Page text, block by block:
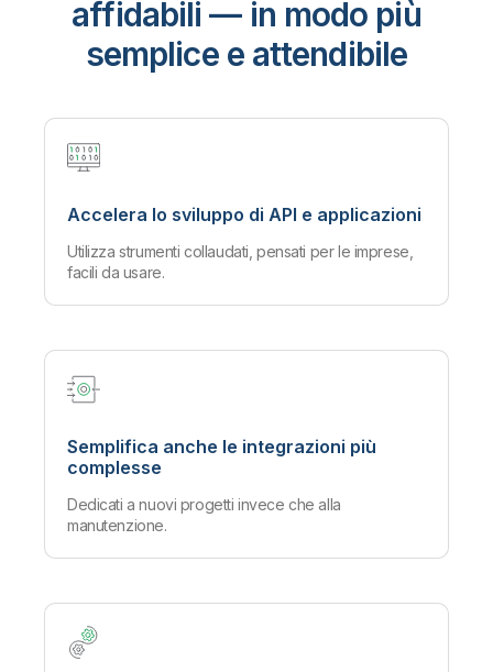
affidabili — in modo più
semplice e attendibile
Accelera lo sviluppo di API e applicazioni
Utilizza strumenti collaudati, pensati per le imprese,
facili da usare.
Semplifica anche le integrazioni più
complesse
Dedicati a nuovi progetti invece che alla
manutenzione.